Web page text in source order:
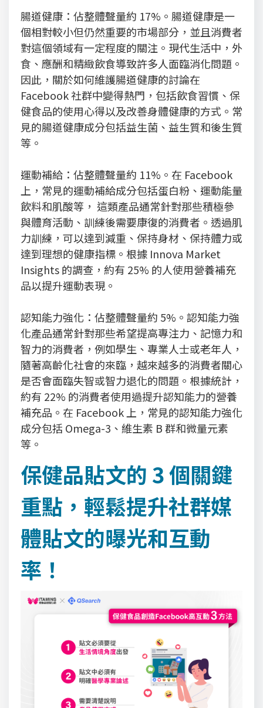
腸道健康：佔整體聲量約 17%。腸道健康是一
個相對較小但仍然重要的市場部分，並且消費者
對這個領域有一定程度的關注。現代生活中，外
食、應酬和精緻飲食導致許多人面臨消化問題。
因此，關於如何維護腸道健康的討論在
Facebook 社群中變得熱門，包括飲食習慣、保
健食品的使用心得以及改善身體健康的方式。常
見的腸道健康成分包括益生菌、益生質和後生質
等。
運動補給：佔整體聲量約 11%。在 Facebook
上，常見的運動補給成分包括蛋白粉、運動能量
飲料和肌酸等， 這類產品通常針對那些積極參
與體育活動、訓練後需要康復的消費者。透過肌
力訓練，可以達到減重、保持身材、保持體力或
達到理想的健康指標。根據 Innova Market
Insights 的調查，約有 25% 的人使用營養補充
品以提升運動表現。
認知能力強化：佔整體聲量約 5%。認知能力強
化產品通常針對那些希望提高專注力、記憶力和
智力的消費者，例如學生、專業人士或老年人，
隨著高齡化社會的來臨，越來越多的消費者關心
是否會面臨失智或智力退化的問題。根據統計，
約有 22% 的消費者使用過提升認知能力的營養
補充品。在 Facebook 上，常見的認知能力強化
成分包括 Omega-3、維生素 B 群和微量元素
等。
保健品貼文的 3 個關鍵
重點，輕鬆提升社群媒
體貼文的曝光和互動
率！